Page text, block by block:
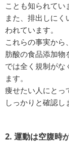
ことも知られてい
また、排出しに
われています。
これらの事実から
肪酸の食品添加
では全く規制がな
ます。
痩せたい人にとっ
しっかりと確認し
2. 運動は空腹時